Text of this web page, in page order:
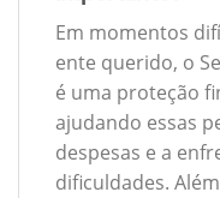
Em momentos
ente querido, o
é uma proteção
ajudando essas
despesas e a
dificuldades.